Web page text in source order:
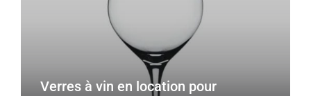
Verres à vin en location pour